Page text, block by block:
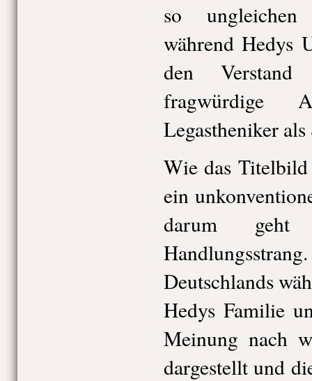
so ungleichen
während Hedys
den
fragwürdige
Legastheniker
Wie das
ein
darum
Deutschlands
Hedys Familie
Meinung nach
dargestellt und